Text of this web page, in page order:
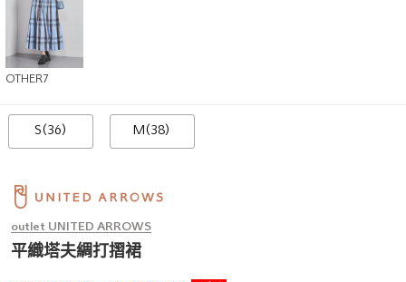
OTHER7
S(36) M(38)
outlet UNITED ARROWS
平織塔夫綢打摺裙